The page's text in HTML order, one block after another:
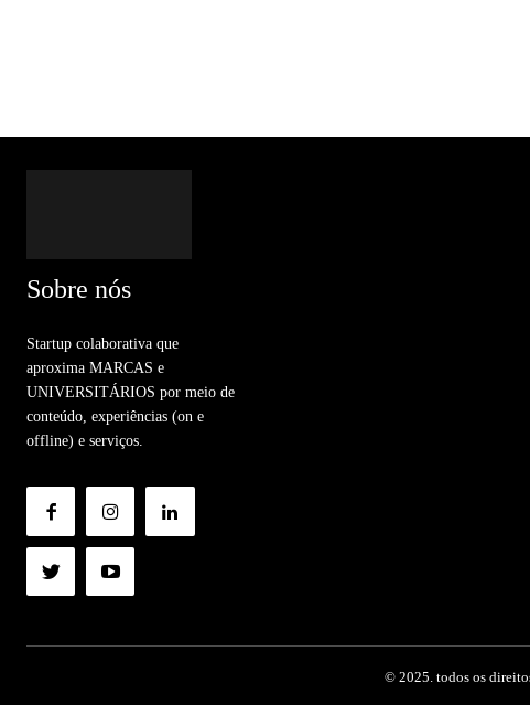
Sobre nós
Startup colaborativa que
aproxima MARCAS e
UNIVERSITÁRIOS por meio de
conteúdo, experiências (on e
offline) e serviços.
© 2025. todos os